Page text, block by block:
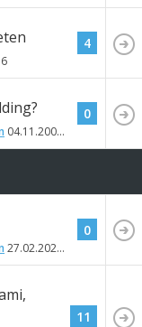
4
04.11.2009
0
27.02.2020
0
11